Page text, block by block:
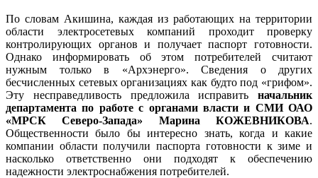
По словам Акишина, каждая из работающих на территории
области электросетевых компаний проходит проверку
контролирующих органов и получает паспорт готовности.
Однако информировать об этом потребителей считают
нужным только в «Архэнерго». Сведения о других
бесчисленных сетевых организациях как будто под «грифом».
Эту несправедливость предложила исправить начальник
департамента по работе с органами власти и СМИ ОАО
«МРСК Северо-Запада» Марина КОЖЕВНИКОВА.
Общественности было бы интересно знать, когда и какие
компании области получили паспорта готовности к зиме и
насколько ответственно они подходят к обеспечению
надежности электроснабжения потребителей.